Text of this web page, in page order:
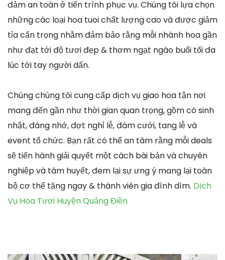
đảm an toàn ở tiến trình phục vụ. Chúng tôi lựa chọn
những các loại hoa tuoi chất lượng cao và được giảm
tỉa cẩn trọng nhằm đảm bảo rằng mỗi nhành hoa gần
như đạt tới độ tươi đẹp & thơm ngạt ngào buổi tối đa
lúc tới tay người dấn.
Chúng chúng tôi cung cấp dịch vụ giao hoa tận nơi
mang đến gần như thời gian quan trọng, gồm có sinh
nhật, đáng nhớ, đợt nghỉ lễ, đám cưới, tang lễ và
event tổ chức. Bạn rất có thể an tâm rằng mỗi deals
sẽ tiến hành giải quyết một cách bài bản và chuyên
nghiệp và tâm huyết, đem lại sự ưng ý mang lại toàn
bộ cơ thể tặng ngay & thành viên gia đình dìm. Dịch
Vụ Hoa Tươi Huyện Quảng Điền